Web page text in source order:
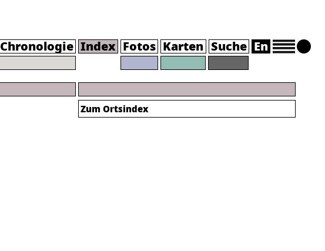
Chronologie Index Fotos Karten Suche En
Zum Ortsindex